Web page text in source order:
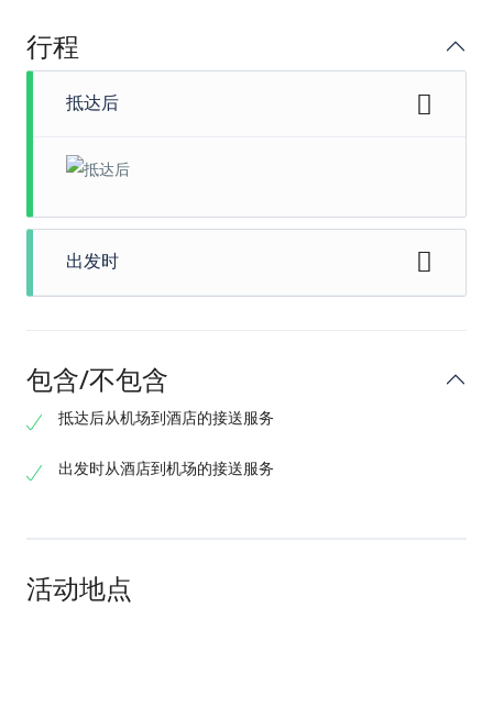
行程
抵达后
出发时
包含/不包含
抵达后从机场到酒店的接送服务
出发时从酒店到机场的接送服务
活动地点